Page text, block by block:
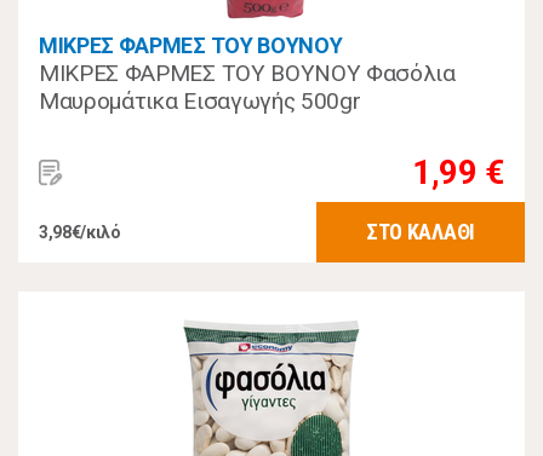
ΜΙΚΡΕΣ ΦΑΡΜΕΣ ΤΟΥ ΒΟΥΝΟΥ
ΜΙΚΡΕΣ ΦΑΡΜΕΣ ΤΟΥ ΒΟΥΝΟΥ Φασόλια
Μαυρομάτικα Εισαγωγής 500gr
1,99 €
3,98€/κιλό ΣΤΟ ΚΑΛΑΘΙ